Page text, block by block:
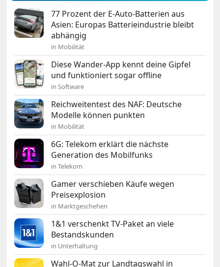
77 Prozent der E-Auto-Batterien aus
Asien: Europas Batterieindustrie bleibt
abhängig
in Mobilität
Diese Wander-App kennt deine Gipfel
und funktioniert sogar offline
in Software
Reichweitentest des NAF: Deutsche
Modelle können punkten
in Mobilität
6G: Telekom erklärt die nächste
Generation des Mobilfunks
in Telekom
Gamer verschieben Käufe wegen
Preisexplosion
in Marktgeschehen
1&1 verschenkt TV-Paket an viele
Bestandskunden
in Unterhaltung
Wahl-O-Mat zur Landtagswahl in